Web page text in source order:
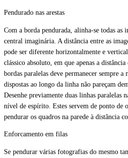
Pendurado nas arestas
Com a borda pendurada, alinha-se todas as
central imaginária. A distância entre as
pode ser diferente horizontalmente e
clássico absoluto, em que apenas a
bordas paralelas deve permanecer sempre a
dispostas ao longo da linha não pareçam
Desenhe previamente duas linhas paralelas
nível de espírito. Estes servem de ponto de
pendurar os quadros na parede à distância
Enforcamento em filas
Se pendurar várias fotografias do mesmo